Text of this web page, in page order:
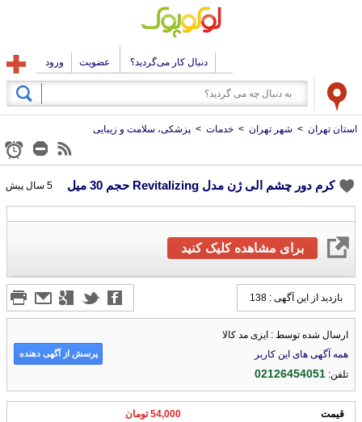
دنبال کار می‌گردید؟ عضویت ورود
استان تهران > شهر تهران > خدمات > پزشکی، سلامت و زیبایی
کرم دور چشم الی ژن مدل Revitalizing حجم 30 میل 5 سال پیش
برای مشاهده کلیک کنید
بازدید از این آگهی : 138
ارسال شده توسط : ایزی مد کالا
همه آگهی های این کاربر
تلفن:02126454051
پرسش از آگهی دهنده
قیمت 54,000 تومان